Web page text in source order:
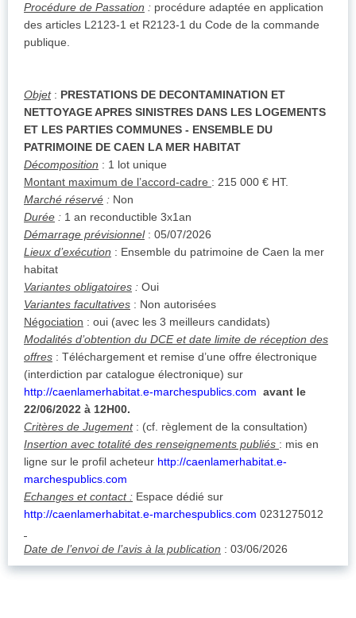
Procédure de Passation : procédure adaptée en application
des articles L2123-1 et R2123-1 du Code de la commande
publique.
Objet: PRESTATIONS DE DECONTAMINATION ET
NETTOYAGE APRES SINISTRES DANS LES LOGEMENTS
ET LES PARTIES COMMUNES - ENSEMBLE DU
PATRIMOINE DE CAEN LA MER HABITAT
Décomposition : 1 lot unique
Montant maximum de l’accord-cadre : 215 000 € HT.
Marché réservé : Non
Durée : 1 an reconductible 3x1an
Démarrage prévisionnel : 05/07/2026
Lieux d’exécution : Ensemble du patrimoine de Caen la mer
habitat
Variantes obligatoires : Oui
Variantes facultatives : Non autorisées
Négociation : oui (avec les 3 meilleurs candidats)
Modalités d’obtention du DCE et date limite de réception des
offres : Téléchargement et remise d’une offre électronique
(interdiction par catalogue électronique) sur
http://caenlamerhabitat.e-marchespublics.com avant le
22/06/2022 à 12H00.
Critères de Jugement : (cf. règlement de la consultation)
Insertion avec totalité des renseignements publiés : mis en
ligne sur le profil acheteur http://caenlamerhabitat.e-
marchespublics.com
Echanges et contact : Espace dédié sur
http://caenlamerhabitat.e-marchespublics.com 0231275012
Date de l’envoi de l’avis à la publication : 03/06/2026